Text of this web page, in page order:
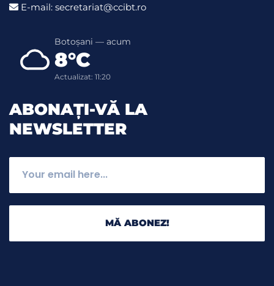
E-mail: secretariat@ccibt.ro
Botoșani — acum
8°C
Actualizat: 11:20
ABONAȚI-VĂ LA
NEWSLETTER
MĂ ABONEZ!